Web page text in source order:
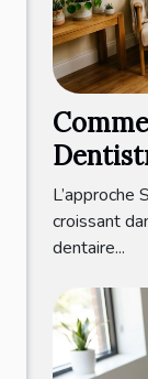
les
croissant
dentaire...